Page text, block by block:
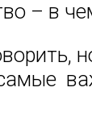
– в